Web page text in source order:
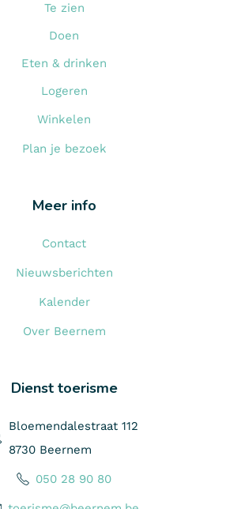
Te zien
Doen
Eten & drinken
Logeren
Winkelen
Plan je bezoek
Meer info
Contact
Nieuwsberichten
Kalender
Over Beernem
Dienst toerisme
Bloemendalestraat 112
8730 Beernem
050 28 90 80